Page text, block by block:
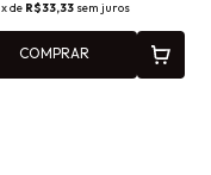
x de R$33,33 sem juros
COMPRAR